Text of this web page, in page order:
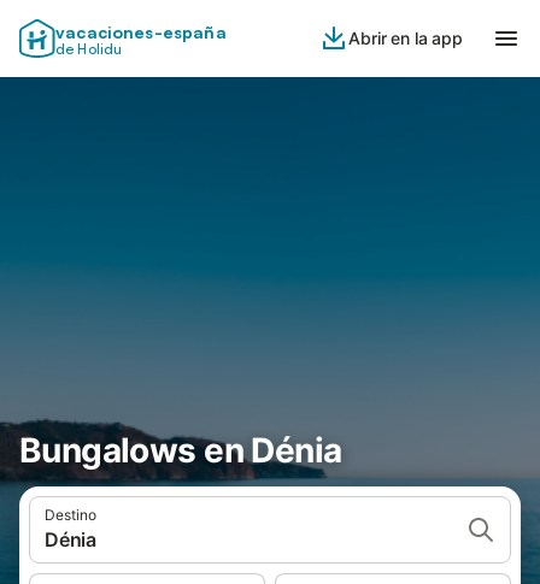
vacaciones-españa
de Holidu
Abrir en la app
Bungalows en Dénia
Destino
Dénia